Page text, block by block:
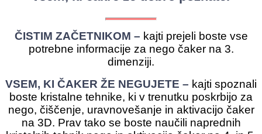
ČISTIM ZAČETNIKOM – kajti prejeli boste vse
potrebne informacije za nego čaker na 3.
dimenziji.
VSEM, KI ČAKER ŽE NEGUJETE – kajti spoznali
boste kristalne tehnike, ki v trenutku poskrbijo za
nego, čiščenje, uravnovešanje in aktivacijo čaker
na 3D. Prav tako se boste naučili naprednih